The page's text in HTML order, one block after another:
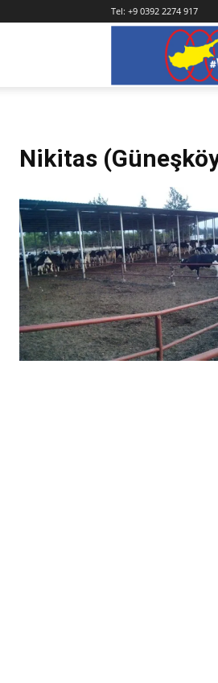
Tel: +9 0392 2274 917
Nikitas